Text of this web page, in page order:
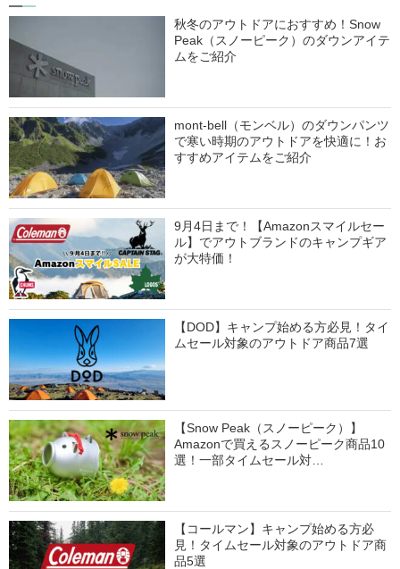
秋冬のアウトドアにおすすめ！Snow
Peak（スノーピーク）のダウンアイテ
ムをご紹介
mont-bell（モンベル）のダウンパンツ
で寒い時期のアウトドアを快適に！お
すすめアイテムをご紹介
9月4日まで！【Amazonスマイルセー
ル】でアウトブランドのキャンプギア
が大特価！
【DOD】キャンプ始める方必見！タイ
ムセール対象のアウトドア商品7選
【Snow Peak（スノーピーク）】
Amazonで買えるスノーピーク商品10
選！一部タイムセール対…
【コールマン】キャンプ始める方必
見！タイムセール対象のアウトドア商
品5選